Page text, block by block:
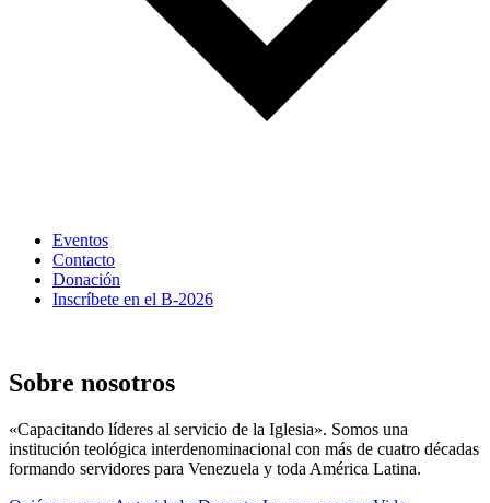
Eventos
Contacto
Donación
Inscríbete en el B-2026
Sobre nosotros
«Capacitando líderes al servicio de la Iglesia». Somos una
institución teológica interdenominacional con más de cuatro décadas
formando servidores para Venezuela y toda América Latina.